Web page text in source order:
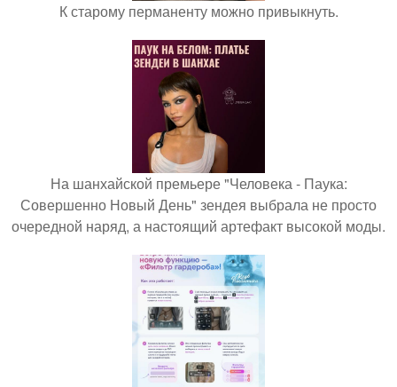
К старому перманенту можно привыкнуть.
На шанхайской премьере "Человека - Паука:
Совершенно Новый День" зендея выбрала не просто
очередной наряд, а настоящий артефакт высокой моды.